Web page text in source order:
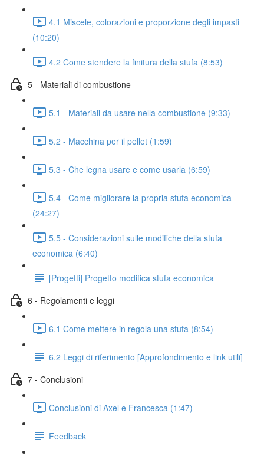
4.1 Miscele, colorazioni e proporzione degli impasti
(10:20)
4.2 Come stendere la finitura della stufa (8:53)
5 - Materiali di combustione
5.1 - Materiali da usare nella combustione (9:33)
5.2 - Macchina per il pellet (1:59)
5.3 - Che legna usare e come usarla (6:59)
5.4 - Come migliorare la propria stufa economica
(24:27)
5.5 - Considerazioni sulle modifiche della stufa
economica (6:40)
[Progetti] Progetto modifica stufa economica
6 - Regolamenti e leggi
6.1 Come mettere in regola una stufa (8:54)
6.2 Leggi di riferimento [Approfondimento e link utili]
7 - Conclusioni
Conclusioni di Axel e Francesca (1:47)
Feedback